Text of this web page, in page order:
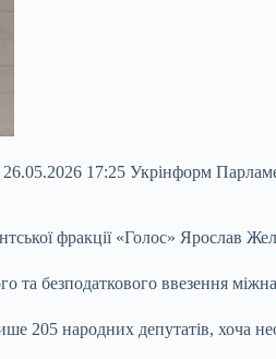
17:25 Укрінформ
фракції «Голос» Ярослав
та безподаткового ввезення
205 народних депутатів, хоча